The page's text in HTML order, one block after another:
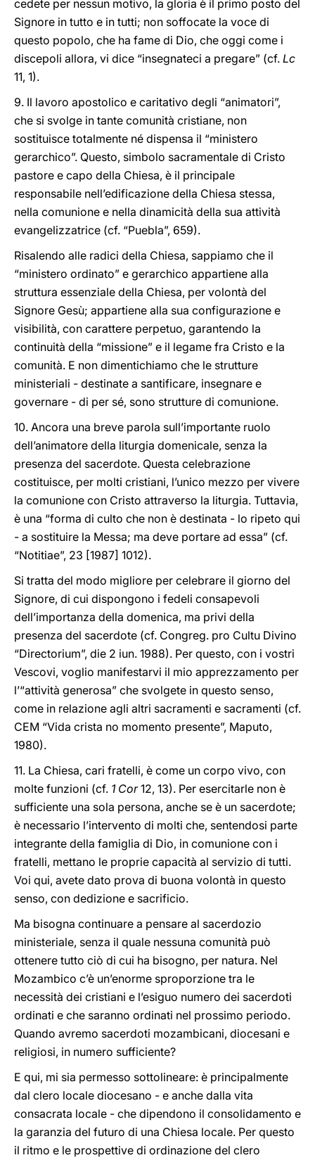
cedete per nessun motivo, la gloria è il primo posto del
Signore in tutto e in tutti; non soffocate la voce di
questo popolo, che ha fame di Dio, che oggi come i
discepoli allora, vi dice “insegnateci a pregare” (cf. Lc
11, 1).
9. Il lavoro apostolico e caritativo degli “animatori”,
che si svolge in tante comunità cristiane, non
sostituisce totalmente né dispensa il “ministero
gerarchico”. Questo, simbolo sacramentale di Cristo
pastore e capo della Chiesa, è il principale
responsabile nell’edificazione della Chiesa stessa,
nella comunione e nella dinamicità della sua attività
evangelizzatrice (cf. “Puebla”, 659).
Risalendo alle radici della Chiesa, sappiamo che il
“ministero ordinato” e gerarchico appartiene alla
struttura essenziale della Chiesa, per volontà del
Signore Gesù; appartiene alla sua configurazione e
visibilità, con carattere perpetuo, garantendo la
continuità della “missione” e il legame fra Cristo e la
comunità. E non dimentichiamo che le strutture
ministeriali - destinate a santificare, insegnare e
governare - di per sé, sono strutture di comunione.
10. Ancora una breve parola sull’importante ruolo
dell’animatore della liturgia domenicale, senza la
presenza del sacerdote. Questa celebrazione
costituisce, per molti cristiani, l’unico mezzo per vivere
la comunione con Cristo attraverso la liturgia. Tuttavia,
è una “forma di culto che non è destinata - lo ripeto qui
- a sostituire la Messa; ma deve portare ad essa” (cf.
“Notitiae”, 23 [1987] 1012).
Si tratta del modo migliore per celebrare il giorno del
Signore, di cui dispongono i fedeli consapevoli
dell’importanza della domenica, ma privi della
presenza del sacerdote (cf. Congreg. pro Cultu Divino
“Directorium”, die 2 iun. 1988). Per questo, con i vostri
Vescovi, voglio manifestarvi il mio apprezzamento per
l’“attività generosa” che svolgete in questo senso,
come in relazione agli altri sacramenti e sacramenti (cf.
CEM “Vida crista no momento presente”, Maputo,
1980).
11. La Chiesa, cari fratelli, è come un corpo vivo, con
molte funzioni (cf. 1 Cor12, 13). Per esercitarle non è
sufficiente una sola persona, anche se è un sacerdote;
è necessario l’intervento di molti che, sentendosi parte
integrante della famiglia di Dio, in comunione con i
fratelli, mettano le proprie capacità al servizio di tutti.
Voi qui, avete dato prova di buona volontà in questo
senso, con dedizione e sacrificio.
Ma bisogna continuare a pensare al sacerdozio
ministeriale, senza il quale nessuna comunità può
ottenere tutto ciò di cui ha bisogno, per natura. Nel
Mozambico c’è un’enorme sproporzione tra le
necessità dei cristiani e l’esiguo numero dei sacerdoti
ordinati e che saranno ordinati nel prossimo periodo.
Quando avremo sacerdoti mozambicani, diocesani e
religiosi, in numero sufficiente?
E qui, mi sia permesso sottolineare: è principalmente
dal clero locale diocesano - e anche dalla vita
consacrata locale - che dipendono il consolidamento e
la garanzia del futuro di una Chiesa locale. Per questo
il ritmo e le prospettive di ordinazione del clero